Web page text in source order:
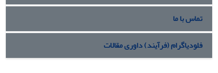
تماس با ما
فلودیاگرام (فرآیند) داوری مقالات